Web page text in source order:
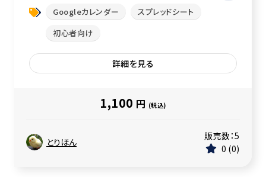
Googleカレンダー
スプレッドシート
初心者向け
詳細を見る
1,100 円 (税込)
とりほん
販売数：5
0 0